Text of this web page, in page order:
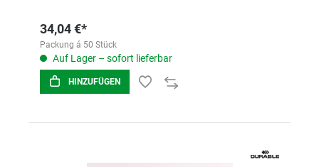
34,04 €*
Packung á 50 Stück
Auf Lager – sofort lieferbar
HINZUFÜGEN